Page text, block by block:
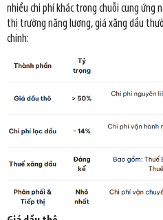
nhiều chi phí khác trong chuỗi cung ứng
thị trường năng lượng, giá xăng dầu
chính: